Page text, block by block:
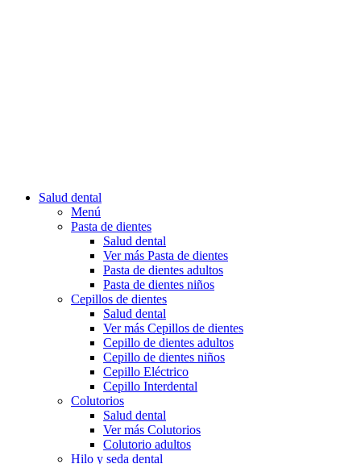
Salud dental
Menú
Pasta de dientes
Salud dental
Ver más Pasta de dientes
Pasta de dientes adultos
Pasta de dientes niños
Cepillos de dientes
Salud dental
Ver más Cepillos de dientes
Cepillo de dientes adultos
Cepillo de dientes niños
Cepillo Eléctrico
Cepillo Interdental
Colutorios
Salud dental
Ver más Colutorios
Colutorio adultos
Hilo y seda dental